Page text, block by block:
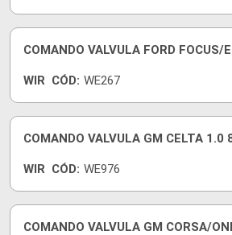
COMANDO VALVULA FORD FOCUS/
WIR CÓD: WE267
COMANDO VALVULA GM CELTA 1.0
WIR CÓD: WE976
COMANDO VALVULA GM CORSA/